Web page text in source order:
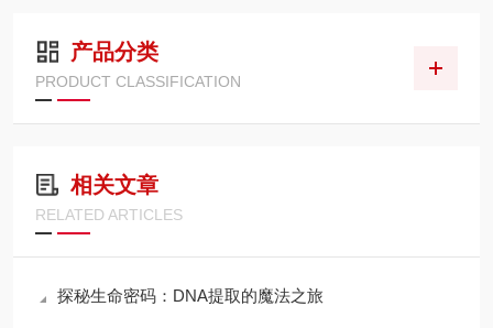
产品分类
PRODUCT CLASSIFICATION
相关文章
RELATED ARTICLES
探秘生命密码：DNA提取的魔法之旅